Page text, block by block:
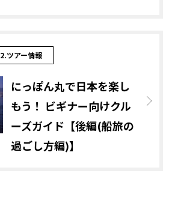
2.ツアー情報
にっぽん丸で日本を楽し
もう！ ビギナー向けクル
ーズガイド【後編(船旅の
過ごし方編)】